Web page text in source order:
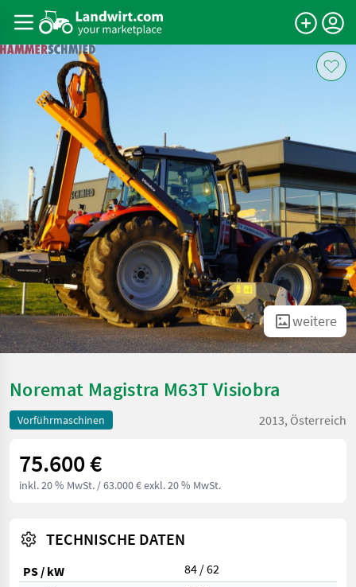
weitere
Noremat Magistra M63T Visiobra
Vorführmaschinen 2013, Österreich
75.600 €
inkl. 20 % MwSt. / 63.000 € exkl. 20 % MwSt.
TECHNISCHE DATEN
PS / kW
84 / 62